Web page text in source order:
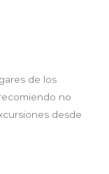
de los
no
desde